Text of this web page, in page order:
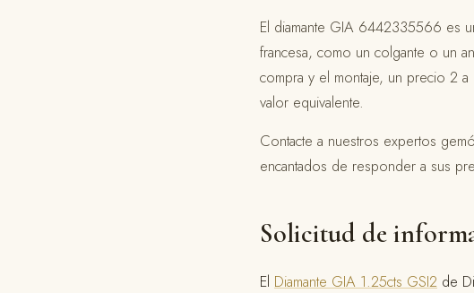
El diamante GIA 6442335566 es
francesa, como un colgante o un
compra y el montaje, un precio 2
valor equivalente.
Contacte a nuestros expertos
encantados de responder a sus
Solicitud de
El Diamante GIA 1.25cts GSI2 de